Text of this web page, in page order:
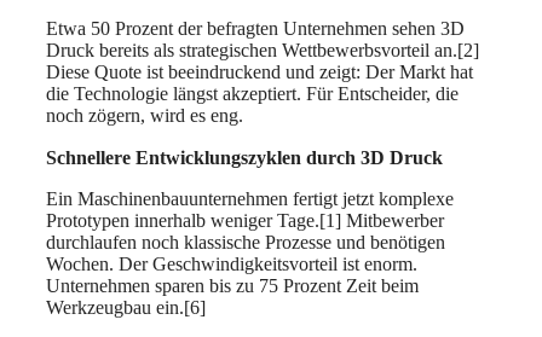
Etwa 50 Prozent der befragten Unternehmen sehen 3D
Druck bereits als strategischen Wettbewerbsvorteil an.[2]
Diese Quote ist beeindruckend und zeigt: Der Markt hat
die Technologie längst akzeptiert. Für Entscheider, die
noch zögern, wird es eng.
Schnellere Entwicklungszyklen durch 3D Druck
Ein Maschinenbauunternehmen fertigt jetzt komplexe
Prototypen innerhalb weniger Tage.[1] Mitbewerber
durchlaufen noch klassische Prozesse und benötigen
Wochen. Der Geschwindigkeitsvorteil ist enorm.
Unternehmen sparen bis zu 75 Prozent Zeit beim
Werkzeugbau ein.[6]